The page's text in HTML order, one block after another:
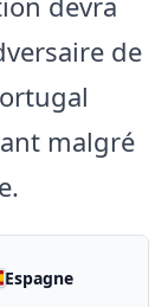
de
malgré
Espagne